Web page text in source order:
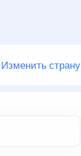
Изменить страну